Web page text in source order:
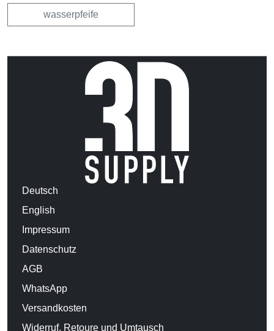
wasserpfeife
Deutsch
English
Impressum
Datenschutz
AGB
WhatsApp
Versandkosten
Widerruf, Retoure und Umtausch